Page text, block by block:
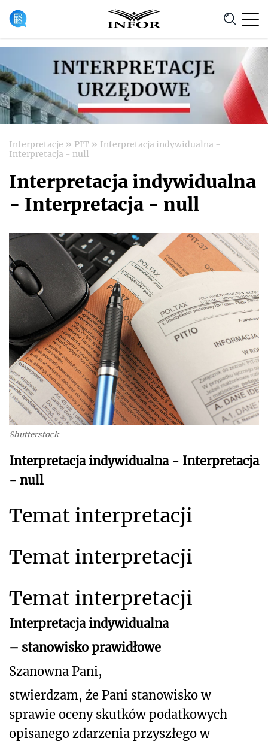
Anuluj
Interpretacje » PIT » Interpretacja indywidualna -
Interpretacja - null
Interpretacja indywidualna
- Interpretacja - null
Shutterstock
Interpretacja indywidualna - Interpretacja
- null
Temat interpretacji
Temat interpretacji
Temat interpretacji
Interpretacja indywidualna
– stanowisko prawidłowe
Szanowna Pani,
stwierdzam, że Pani stanowisko w
sprawie oceny skutków podatkowych
opisanego zdarzenia przyszłegow